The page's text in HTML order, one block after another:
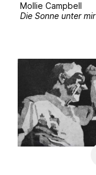
Mollie Campbell
Die Sonne unter mir